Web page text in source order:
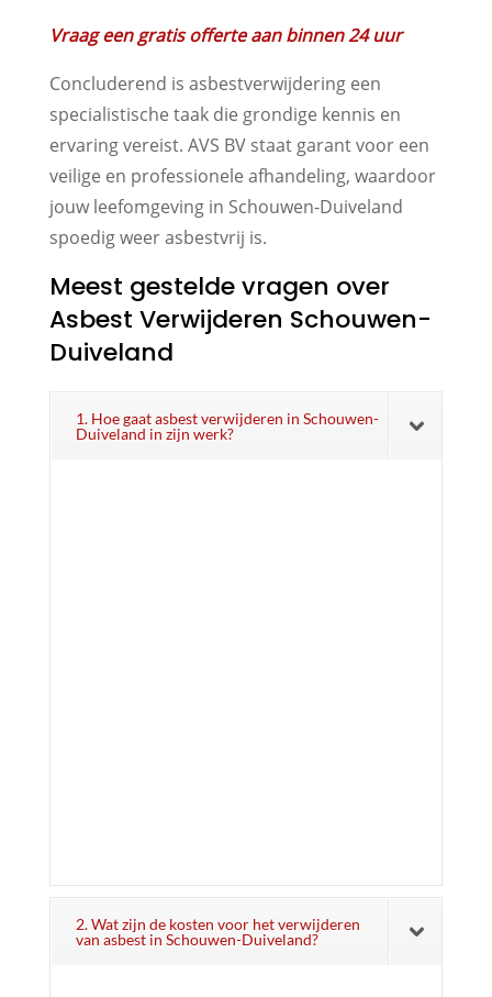
Vraag een gratis offerte aan binnen 24 uur
Concluderend is asbestverwijdering een
specialistische taak die grondige kennis en
ervaring vereist. AVS BV staat garant voor een
veilige en professionele afhandeling, waardoor
jouw leefomgeving in Schouwen-Duiveland
spoedig weer asbestvrij is.
Meest gestelde vragen over
Asbest Verwijderen Schouwen-
Duiveland
1. Hoe gaat asbest verwijderen in Schouwen-
Duiveland in zijn werk?
2. Wat zijn de kosten voor het verwijderen
van asbest in Schouwen-Duiveland?